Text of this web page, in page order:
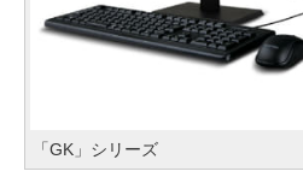
「GK」シリーズ